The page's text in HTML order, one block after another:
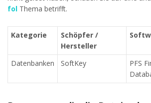
fol Thema betrifft.
Kategorie
Schöpfer /
Hersteller
Datenbanken SoftKey
PFS